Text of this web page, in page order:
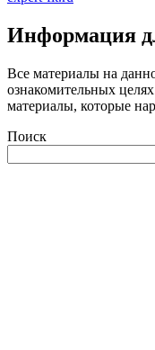
Информация
Все материалы на
ознакомительных
материалы, которые
Поиск